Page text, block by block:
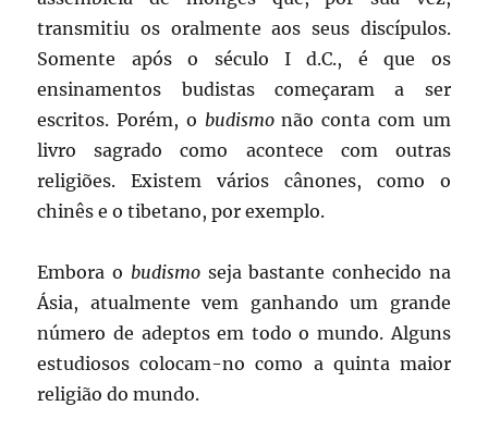
transmitiu os oralmente aos seus discípulos.
Somente após o século I d.C., é que os
ensinamentos budistas começaram a ser
escritos. Porém, o budismonão conta com um
livro sagrado como acontece com outras
religiões. Existem vários cânones, como o
chinês e o tibetano, por exemplo.
Embora o budismoseja bastante conhecido na
Ásia, atualmente vem ganhando um grande
número de adeptos em todo o mundo. Alguns
estudiosos colocam-no como a quinta maior
religião do mundo.